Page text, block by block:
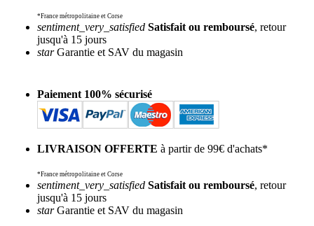
*France métropolitaine et Corse
sentiment_very_satisfied Satisfait ou remboursé, retour
jusqu'à 15 jours
starGarantie et SAV du magasin
Paiement 100% sécurisé
LIVRAISON OFFERTE à partir de 99€ d'achats*
*France métropolitaine et Corse
sentiment_very_satisfied Satisfait ou remboursé, retour
jusqu'à 15 jours
starGarantie et SAV du magasin